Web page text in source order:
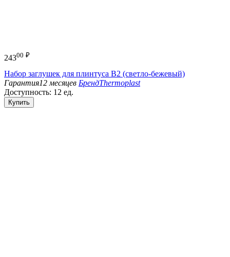
24300 ₽
Набор заглушек для плинтуса B2 (светло-бежевый)
Гарантия12 месяцев БрендThermoplast
Доступность: 12 ед.
Купить